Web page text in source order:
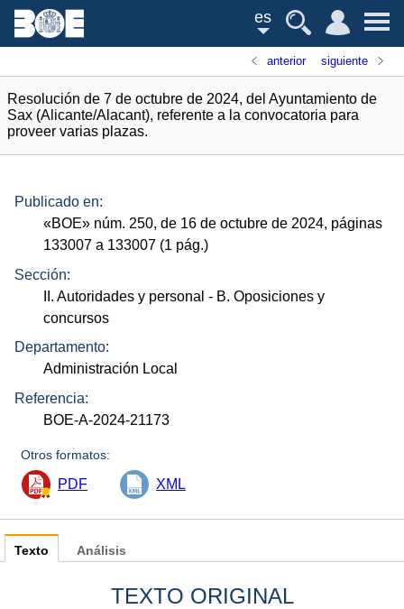
es
anterior siguiente
Resolución de 7 de octubre de 2024, del Ayuntamiento de
Sax (Alicante/Alacant), referente a la convocatoria para
proveer varias plazas.
Publicado en:
«BOE» núm. 250, de 16 de octubre de 2024, páginas
133007 a 133007 (1 pág.)
Sección:
II. Autoridades y personal - B. Oposiciones y
concursos
Departamento:
Administración Local
Referencia:
BOE-A-2024-21173
Otros formatos:
PDF XML
Texto
TEXTO ORIGINAL
Análisis